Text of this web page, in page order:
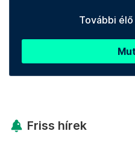
További
Friss hírek